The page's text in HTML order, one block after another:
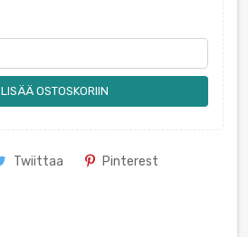
LISÄÄ OSTOSKORIIN
Twiittaa Pinterest